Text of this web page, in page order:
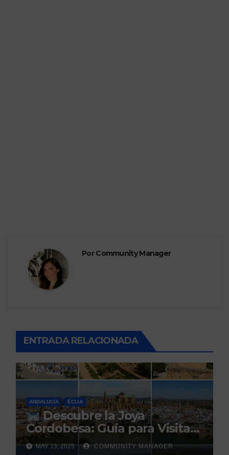
PorCommunity Manager
ENTRADA RELACIONADA
ANDALUCÍA ÉCIJA
Descubre la Joya
Cordobesa: Guía para Visitar
los 5 Pueblos Más Bonitos
MAY 13, 2025 COMMUNITY MANAGER